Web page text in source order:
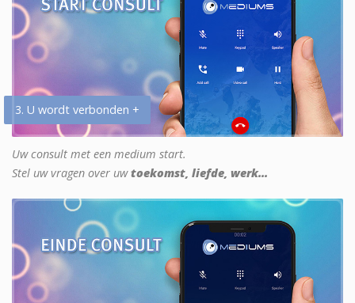
3. U wordt verbonden +
Uw consult met een medium start.
Stel uw vragen over uwtoekomst, liefde, werk...